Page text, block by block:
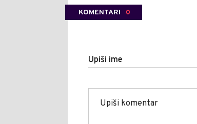
KOMENTARI 0
Upiši ime